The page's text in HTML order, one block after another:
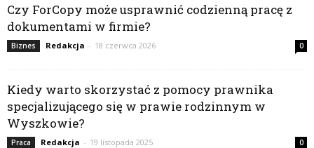
Czy ForCopy może usprawnić codzienną pracę z
dokumentami w firmie?
Biznes Redakcja - 18 czerwca 2026 0
Kiedy warto skorzystać z pomocy prawnika
specjalizującego się w prawie rodzinnym w
Wyszkowie?
Praca Redakcja - 19 listopada 2025 0